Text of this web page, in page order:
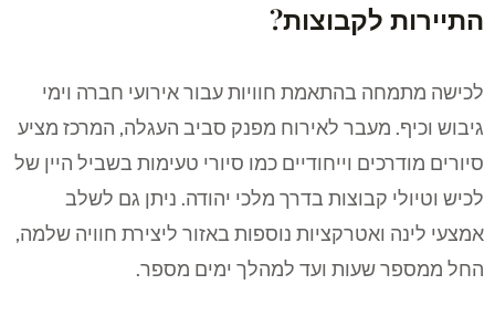
התיירות לקבוצות?
לכישה מתמחה בהתאמת חוויות עבור אירועי חברה וימי
גיבוש וכיף. מעבר לאירוח מפנק סביב העגלה, המרכז מציע
סיורים מודרכים וייחודיים כמו סיורי טעימות בשביל היין של
לכיש וטיולי קבוצות בדרך מלכי יהודה. ניתן גם לשלב
אמצעי לינה ואטרקציות נוספות באזור ליצירת חוויה שלמה,
החל ממספר שעות ועד למהלך ימים מספר.